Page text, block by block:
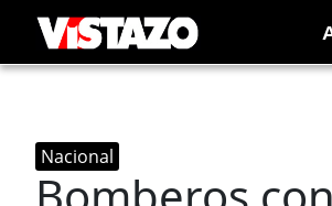
Nacional